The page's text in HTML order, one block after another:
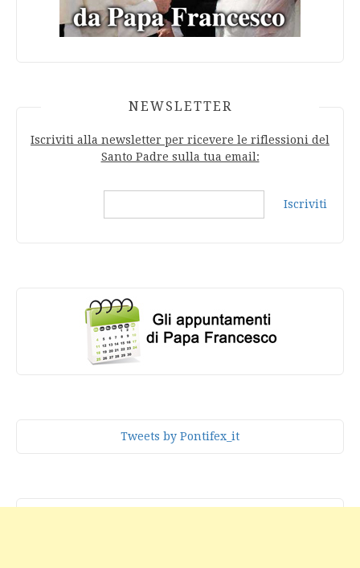
NEWSLETTER
Iscriviti alla newsletter per ricevere le riflessioni del
Santo Padre sulla tua email:
Iscriviti
Tweets by Pontifex_it